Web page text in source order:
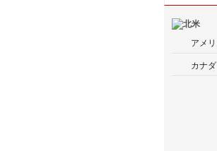
アメリ
カナダ